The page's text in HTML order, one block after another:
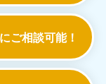
ご相談可能！